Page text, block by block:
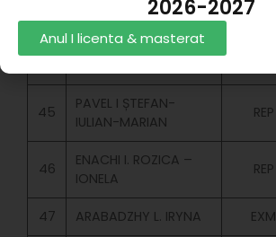
ANDREEA – DIANA
44
HODOROGEA S.
45
PAVEL I ȘTEFAN-
IULIAN-MARIAN
REP
46
ENACHI I. ROZICA –
IONELA
REP
47 ARABADZHY L. IRYNA EXM
2026-2027
Anul I licenta & masterat